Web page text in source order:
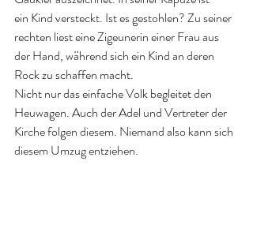
ein Kind versteckt. Ist es gestohlen? Zu seiner
rechten liest eine Zigeunerin einer Frau aus
der Hand, während sich ein Kind an deren
Rock zu schaffen macht.
Nicht nur das einfache Volk begleitet den
Heuwagen. Auch der Adel und Vertreter der
Kirche folgen diesem. Niemand also kann sich
diesem Umzug entziehen.